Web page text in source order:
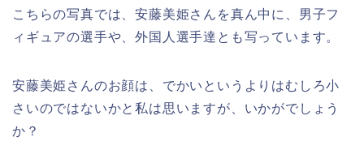
こちらの写真では、安藤美姫さんを真ん中に、男子フ
ィギュアの選手や、外国人選手達とも写っています。
安藤美姫さんのお顔は、でかいというよりはむしろ小
さいのではないかと私は思いますが、いかがでしょう
か？